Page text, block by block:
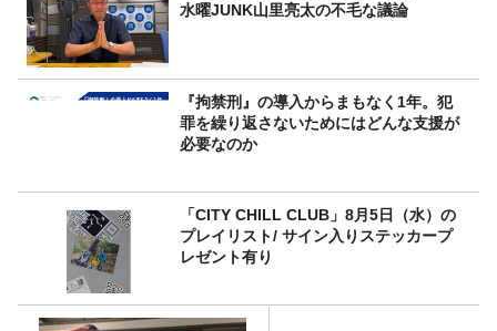
水曜JUNK山里亮太の不毛な議論
『拘禁刑』の導入からまもなく1年。犯
罪を繰り返さないためにはどんな支援が
必要なのか
「CITY CHILL CLUB」8月5日（水）の
プレイリスト/ サイン入りステッカープ
レゼント有り